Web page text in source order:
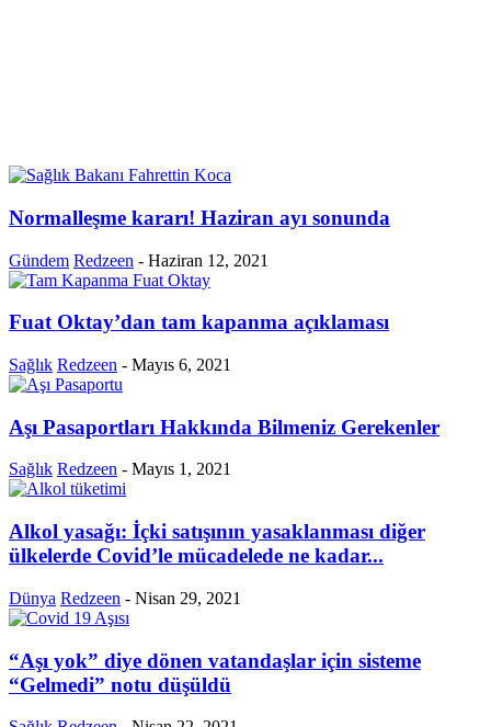
Normalleşme kararı! Haziran ayı sonunda
Gündem Redzeen - Haziran 12, 2021
Fuat Oktay’dan tam kapanma açıklaması
Sağlık Redzeen - Mayıs 6, 2021
Aşı Pasaportları Hakkında Bilmeniz Gerekenler
Sağlık Redzeen - Mayıs 1, 2021
Alkol yasağı: İçki satışının yasaklanması diğer
ülkelerde Covid’le mücadelede ne kadar...
Dünya Redzeen - Nisan 29, 2021
“Aşı yok” diye dönen vatandaşlar için sisteme
“Gelmedi” notu düşüldü